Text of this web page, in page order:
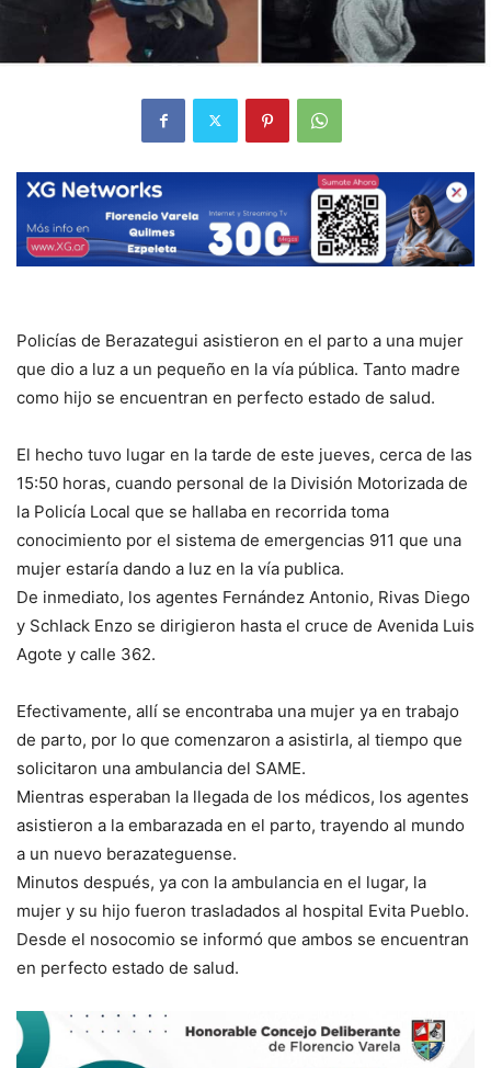
Policías de Berazategui asistieron en el parto a una mujer
que dio a luz a un pequeño en la vía pública. Tanto madre
como hijo se encuentran en perfecto estado de salud.
El hecho tuvo lugar en la tarde de este jueves, cerca de las
15:50 horas, cuando personal de la División Motorizada de
la Policía Local que se hallaba en recorrida toma
conocimiento por el sistema de emergencias 911 que una
mujer estaría dando a luz en la vía publica.
De inmediato, los agentes Fernández Antonio, Rivas Diego
y Schlack Enzo se dirigieron hasta el cruce de Avenida Luis
Agote y calle 362.
Efectivamente, allí se encontraba una mujer ya en trabajo
de parto, por lo que comenzaron a asistirla, al tiempo que
solicitaron una ambulancia del SAME.
Mientras esperaban la llegada de los médicos, los agentes
asistieron a la embarazada en el parto, trayendo al mundo
a un nuevo berazateguense.
Minutos después, ya con la ambulancia en el lugar, la
mujer y su hijo fueron trasladados al hospital Evita Pueblo.
Desde el nosocomio se informó que ambos se encuentran
en perfecto estado de salud.